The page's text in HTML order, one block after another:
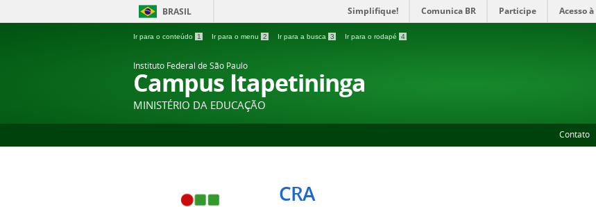
BRASIL Simplifique! Comunica BR Participe Acesso
Ir para o conteúdo 1 Ir para o menu 2 Ir para a busca 3 Ir para o rodapé 4
Instituto Federal de São Paulo
Campus Itapetininga
MINISTÉRIO DA EDUCAÇÃO
Contato
CRA